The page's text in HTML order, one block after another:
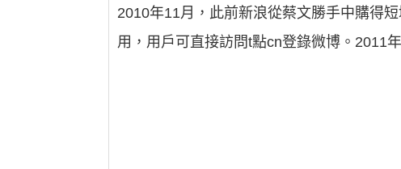
2010年11月，此前新浪從蔡文勝手中購得
用，用戶可直接訪問t點cn登錄微博。2011